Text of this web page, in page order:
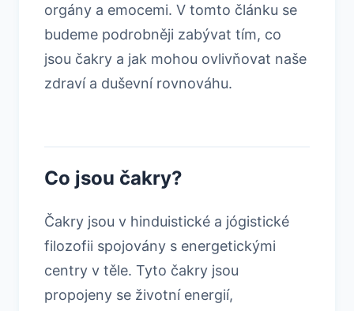
orgány a emocemi. V tomto článku se
budeme podrobněji zabývat tím, co
jsou čakry a jak mohou ovlivňovat naše
zdraví a duševní rovnováhu.
Co jsou čakry?
Čakry jsou v hinduistické a jógistické
filozofii spojovány s energetickými
centry v těle. Tyto čakry jsou
propojeny se životní energií,